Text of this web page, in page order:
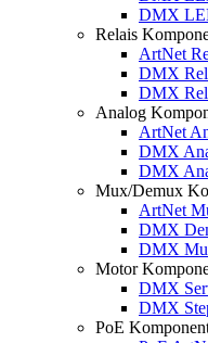
DMX
Relais
ArtNet
DMX
DMX
Analog
ArtNet
DMX
DMX
Mux/Demux
ArtNet
DMX
DMX
Motor
DMX
DMX
PoE